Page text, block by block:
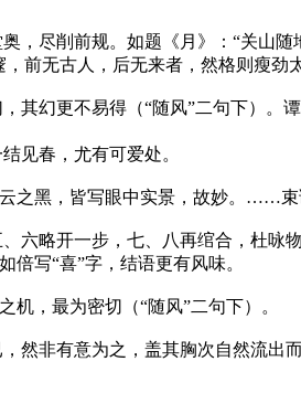
尽削前规。如题《月》：“关山
前无古人，后无来者，然格则瘦劲
幻更不易得（“随风”二句下）。
见春，尤有可爱处。
之黑，皆写眼中实景，故妙。……束
六略开一步，七、八再绾合，杜咏
写“喜”字，结语更有风味。
，最为密切（“随风”二句下）。
然非有意为之，盖其胸次自然流出